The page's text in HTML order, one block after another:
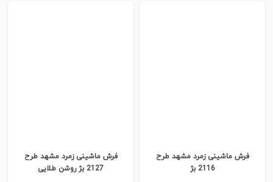
فرش ماشینی زمرد مشهد طرح
2116 بژ
فرش ماشینی زمرد مشهد طرح
2127 بژ روشن طلایی